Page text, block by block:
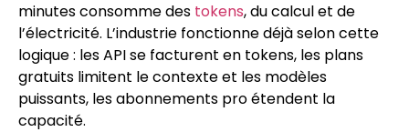
minutes consomme des tokens, du calcul et de
l’électricité. L’industrie fonctionne déjà selon cette
logique : les API se facturent en tokens, les plans
gratuits limitent le contexte et les modèles
puissants, les abonnements pro étendent la
capacité.